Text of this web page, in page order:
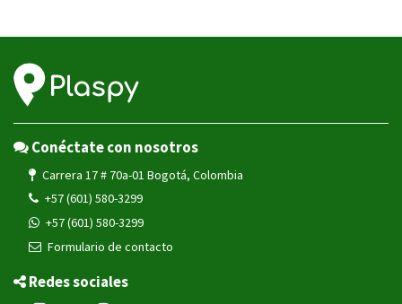
Conéctate con nosotros
Carrera 17 # 70a-01 Bogotá, Colombia
+57 (601) 580-3299
+57 (601) 580-3299
Formulario de contacto
Redes sociales